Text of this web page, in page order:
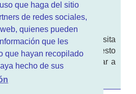
que haga del sitio
de redes sociales,
quienes pueden
que les
que hayan recopilado
hecho de sus
mantiene la pagina, visita
contacto. Aquí tienes nuesto
no queremos engañar a